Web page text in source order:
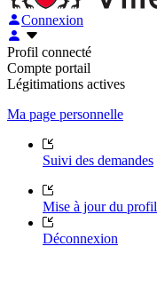
Connexion
Profil connecté
Compte portail
Légitimations actives
Ma page personnelle
Suivi des demandes
Mise à jour du profil
Déconnexion